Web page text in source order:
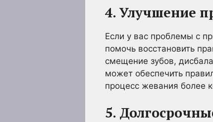
4. Улучшение
Если у вас проблемы с
помочь восстановить
смещение зубов,
может обеспечить
процесс жевания более
5.